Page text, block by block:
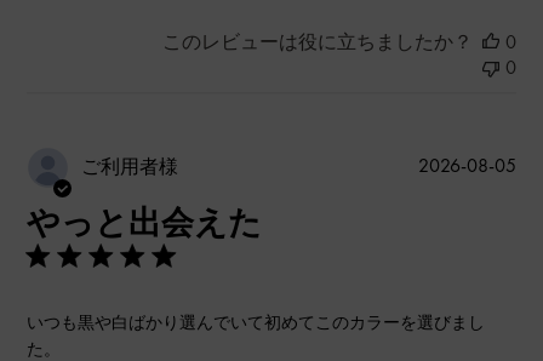
このレビューは役に立ちましたか？
0
0
ご利用者様
やっと出会えた
いつも黒や白ばかり選んでいて初めてこのカラーを選びまし
た。
公
2026-08-05